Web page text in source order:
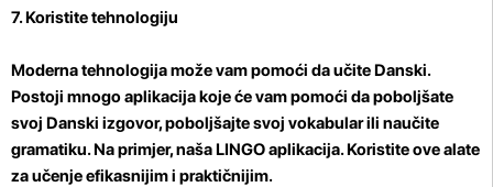
7. Koristite tehnologiju
Moderna tehnologija može vam pomoći da učite Danski.
Postoji mnogo aplikacija koje će vam pomoći da poboljšate
svoj Danski izgovor, poboljšajte svoj vokabular ili naučite
gramatiku. Na primjer, naša LINGO aplikacija. Koristite ove alate
za učenje efikasnijim i praktičnijim.